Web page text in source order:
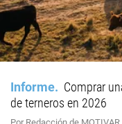
Informe
Comprar
de terneros en 2026